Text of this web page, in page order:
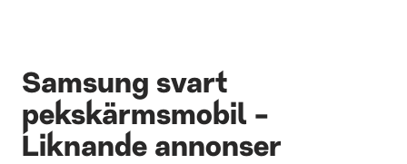
Samsung svart
pekskärmsmobil -
Liknande annonser